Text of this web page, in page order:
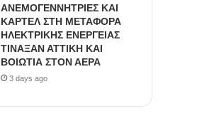
ΑΝΕΜΟΓΕΝΝΗΤΡΙΕΣ ΚΑΙ
ΚΑΡΤΕΛ ΣΤΗ ΜΕΤΑΦΟΡΑ
ΗΛΕΚΤΡΙΚΗΣ ΕΝΕΡΓΕΙΑΣ
ΤΙΝΑΞΑΝ ΑΤΤΙΚΗ ΚΑΙ
ΒΟΙΩΤΙΑ ΣΤΟΝ ΑΕΡΑ
3 days ago